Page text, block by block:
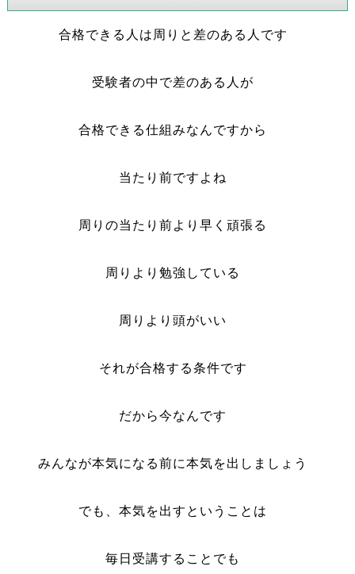
合格できる人は周りと差のある人です
受験者の中で差のある人が
合格できる仕組みなんですから
当たり前ですよね
周りの当たり前より早く頑張る
周りより勉強している
周りより頭がいい
それが合格する条件です
だから今なんです
みんなが本気になる前に本気を出しましょう
でも、本気を出すということは
毎日受講することでも